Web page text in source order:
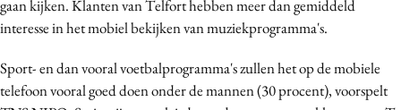
gaan kijken. Klanten van Telfort hebben meer dan gemiddeld
interesse in het mobiel bekijken van muziekprogramma's.
Sport- en dan vooral voetbalprogramma's zullen het op de mobiele
telefoon vooral goed doen onder de mannen (30 procent), voorspelt